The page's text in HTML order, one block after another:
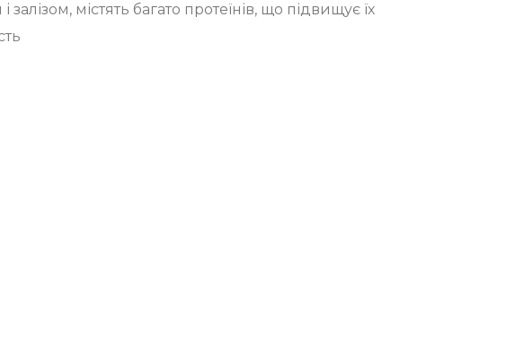
залізом, містять багато протеїнів, що підвищує їх